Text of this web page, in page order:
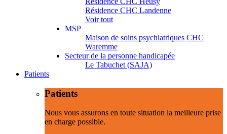
Résidence CHC Landenne
Voir tout
MSP
Maison de soins psychiatriques CHC
Waremme
Secteur de la personne handicapée
Le Tabuchet (SAJA)
Patients
Patients
Nous vous assurons en toute situation la meilleure prise
en charge possible.